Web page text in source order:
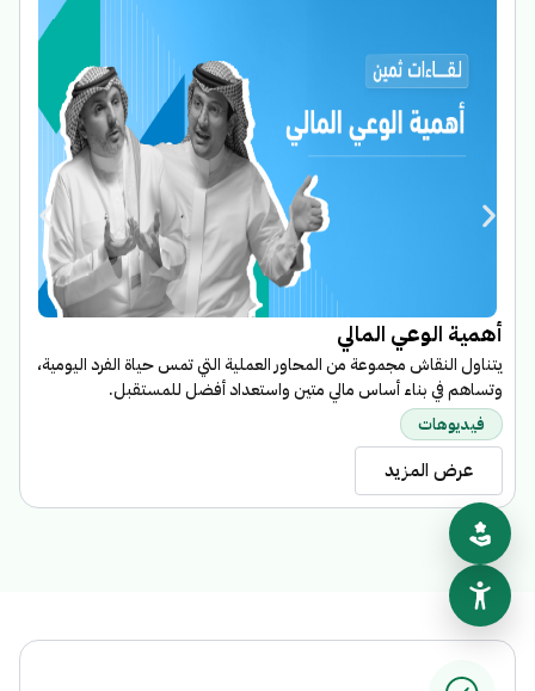
أهمية الوعي المالي
يتناول النقاش مجموعة من المحاور العملية التي تمس حياة الفرد اليومية،
وتساهم في بناء أساس مالي متين واستعداد أفضل للمستقبل.
فيديوهات
عرض المزيد